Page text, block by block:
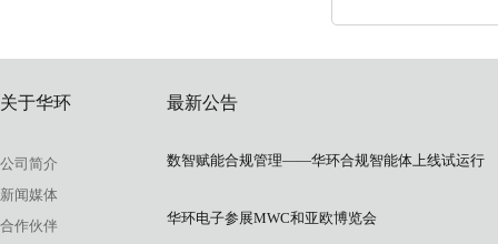
关于华环
公司简介
新闻媒体
合作伙伴
最新公告
数智赋能合规管理——华环合规智能体上线试运行
华环电子参展MWC和亚欧博览会